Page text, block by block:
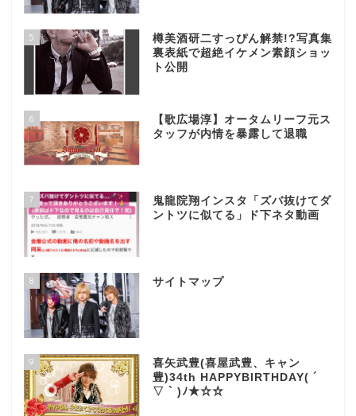
5
樽美酒研二すっぴん解禁!?写真集
裏表紙で超絶イケメン素顔ショッ
ト公開
6
【歌広場淳】オータムリーフ元ス
タッフが内情を暴露して退職
7
鬼龍院翔インスタ「ズバ抜けてダ
ントツに似てる」ド下ネタ動画
8 サイトマップ
9
喜矢武豊(喜屋武豊、キャン
豊)34th HAPPYBIRTHDAY( ´
▽ ` )ﾉ★☆☆